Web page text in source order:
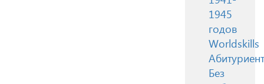
1945
годов
Worldskills
Без